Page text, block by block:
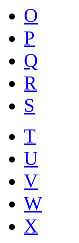
O
P
Q
R
S
T
U
V
W
X